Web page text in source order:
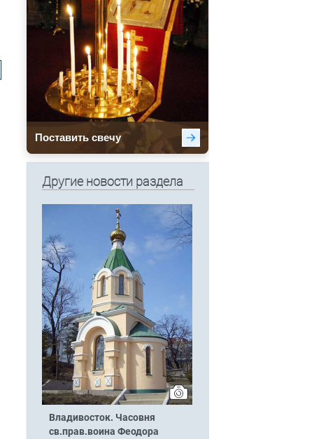
Другие новости раздела
Владивосток. Часовня
св.прав.воина Феодора